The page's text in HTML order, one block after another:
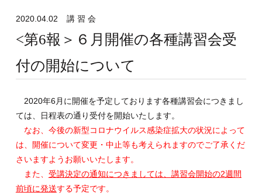
2020.04.02 講 習 会
<第6報＞６月開催の各種講習会受
付の開始について
2020年6月に開催を予定しております各種講習会につきまし
ては、日程表の通り受付を開始いたします。
なお、今後の新型コロナウイルス感染症拡大の状況によって
は、開催について変更・中止等も考えられますのでご了承くだ
さいますようお願いいたします。
また、 受講決定の通知につきましては、講習会開始の2週間
前頃に発送する予定です。